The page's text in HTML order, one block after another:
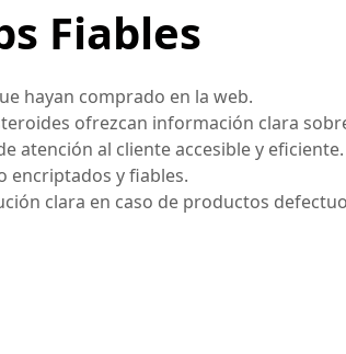
Fiables
hayan comprado en la web.
ofrezcan información clara
atención al cliente accesible y eficiente.
encriptados y fiables.
clara en caso de productos